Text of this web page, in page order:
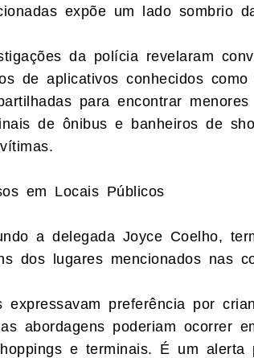
expõe um lado sombrio
da polícia revelaram
de aplicativos conhecidos
para encontrar
de ônibus e banheiros de
em Locais Públicos
a delegada Joyce Coelho,
dos lugares mencionados nas
expressavam preferência por
abordagens poderiam ocorrer
e terminais. É um alerta